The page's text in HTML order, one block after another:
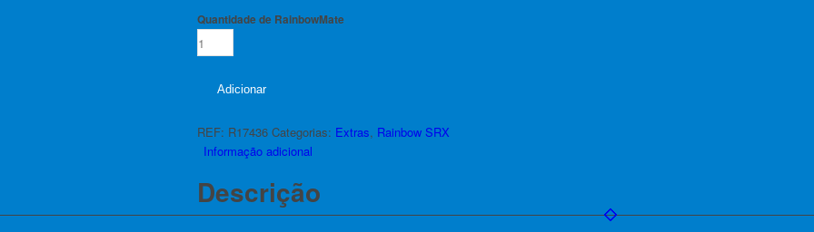
Quantidade de RainbowMate
Adicionar
REF: R17436 Categorias: Extras, Rainbow SRX
Informação adicional
Descrição